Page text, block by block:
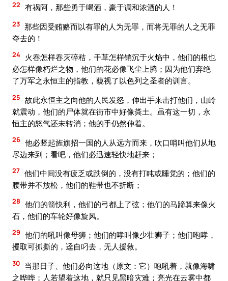
22 有祸阿，那些勇于喝酒，豪于调和浓酒的人！
23 那些因受贿赂而以有罪的人为无罪，而将无罪的人之无罪
夺去的！
24 火吞怎样吞灭碎秸，干草怎样销沉于火焰中，他们的根也
必怎样像朽烂之物，他们的花必像飞尘上腾；因为他们弃绝
了万军之永恒主的指教，藐视了以色列之圣者的训言。
25 故此永恒主之向他的人民发怒，伸出手来击打他们，山岭
就震动，他们的尸体就在街市中好像粪土。虽有这一切，永
恒主的怒气还未转消；他的手仍然伸着。
26 他必竖起旌旗招一国的人从远方而来，吹口哨叫他们从地
尽边来到；看吧，他们必迅速轻快地赶来；
27 他们中间没有疲乏或跌倒的，没有打盹或睡觉的；他们的
腰带并不放松，他们的鞋带也不折断；
28 他们的箭快利，他们的弓都上了弦；他们的马蹄算来像火
石，他们的车轮好像旋风。
29 他们的吼叫像母狮；他们的哮叫像少壮狮子；他们咆哮，
攫取可抓撕的，迳自叼去，无人援救。
30 当那日子、他们必向这地（原文：它）咆吼着，就像海啸
之哗哗；人若望着这地，就只见黑暗灾难；亮光在云雾中都